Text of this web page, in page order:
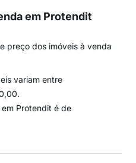
em Protendit
preço dos imóveis à venda
variam entre
Protendit é de